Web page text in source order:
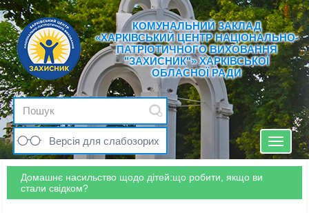
КОМУНАЛЬНИЙ ЗАКЛАД
«ХАРКІВСЬКИЙ ЦЕНТР НАЦІОНАЛЬНО-
ПАТРІОТИЧНОГО ВИХОВАННЯ
"ЗАХИСНИК"» ХАРКІВСЬКОЇ
ОБЛАСНОЇ РАДИ
Версія для слабозорих
Toggle
Домашнє насильство щодо дітей:що робити, якщо ви
стали свідком?